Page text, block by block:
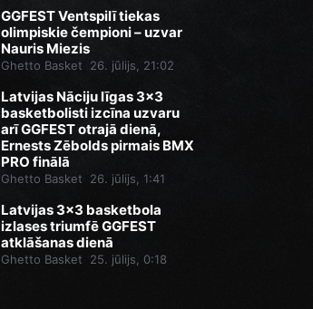
GGFEST Ventspilī tiekas
olimpiskie čempioni – uzvar
Nauris Miezis
Ghetto Basket 26. jūlijs, 21:02
Latvijas Nāciju līgas 3x3
basketbolisti izcīna uzvaru
arī GGFEST otrajā dienā,
Ernests Zēbolds pirmais BMX
PRO finālā
Ghetto Basket 26. jūlijs, 1:41
Latvijas 3x3 basketbola
izlases triumfē GGFEST
atklāšanas dienā
Ghetto Basket 25. jūlijs, 0:18